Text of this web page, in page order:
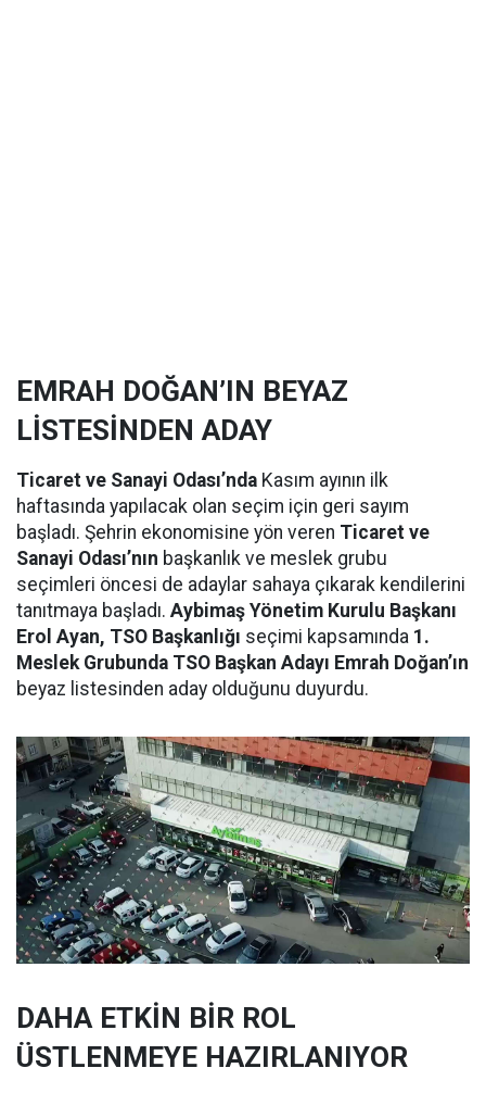
EMRAH DOĞAN’IN BEYAZ
LİSTESİNDEN ADAY
Ticaret ve Sanayi Odası’nda Kasım ayının ilk
haftasında yapılacak olan seçim için geri sayım
başladı. Şehrin ekonomisine yön veren Ticaret ve
Sanayi Odası’nın başkanlık ve meslek grubu
seçimleri öncesi de adaylar sahaya çıkarak kendilerini
tanıtmaya başladı. Aybimaş Yönetim Kurulu Başkanı
Erol Ayan, TSO Başkanlığı seçimi kapsamında 1.
Meslek Grubunda TSO Başkan Adayı Emrah Doğan’ın
beyaz listesinden aday olduğunu duyurdu.
DAHA ETKİN BİR ROL
ÜSTLENMEYE HAZIRLANIYOR